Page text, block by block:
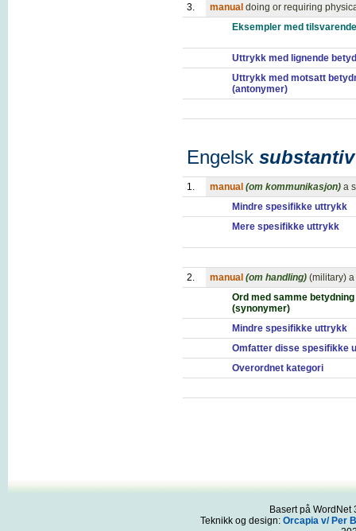
3. manual doing or requiring
Eksempler med
Uttrykk med lignende
Uttrykk med motsatt
(antonymer)
Engelsk substantiv
1. manual (om kommunikasjon) a
Mindre spesifikke uttrykk
Mere spesifikke uttrykk
2. manual (om handling) (military)
Ord med samme betydning
(synonymer)
Mindre spesifikke uttrykk
Omfatter disse spesifikke
Overordnet kategori
Basert på
Teknikk og design: Orcapia v/ Per